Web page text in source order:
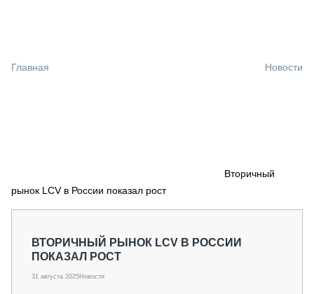
СПЕЦПРОЕКТЫ
О ПРОЕКТЕ
Главная Новости
Вторичный
рынок LCV в России показал рост
ВТОРИЧНЫЙ РЫНОК LCV В РОССИИ
ПОКАЗАЛ РОСТ
31 августа 2025Новости